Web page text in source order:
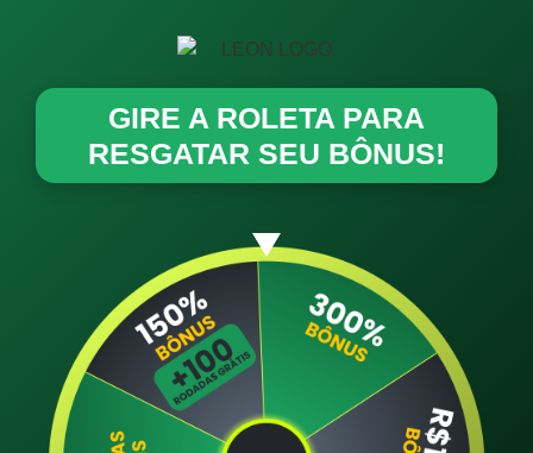
GIRE A ROLETA PARA
RESGATAR SEU BÔNUS!